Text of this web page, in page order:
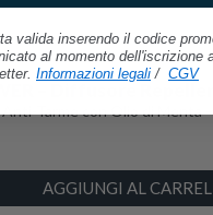
– Diffusore
Tarme con Olio di Menta
AGGIUNGI AL
valida inserendo il codice
al momento dell'iscrizione
Informazioni legali / CGV